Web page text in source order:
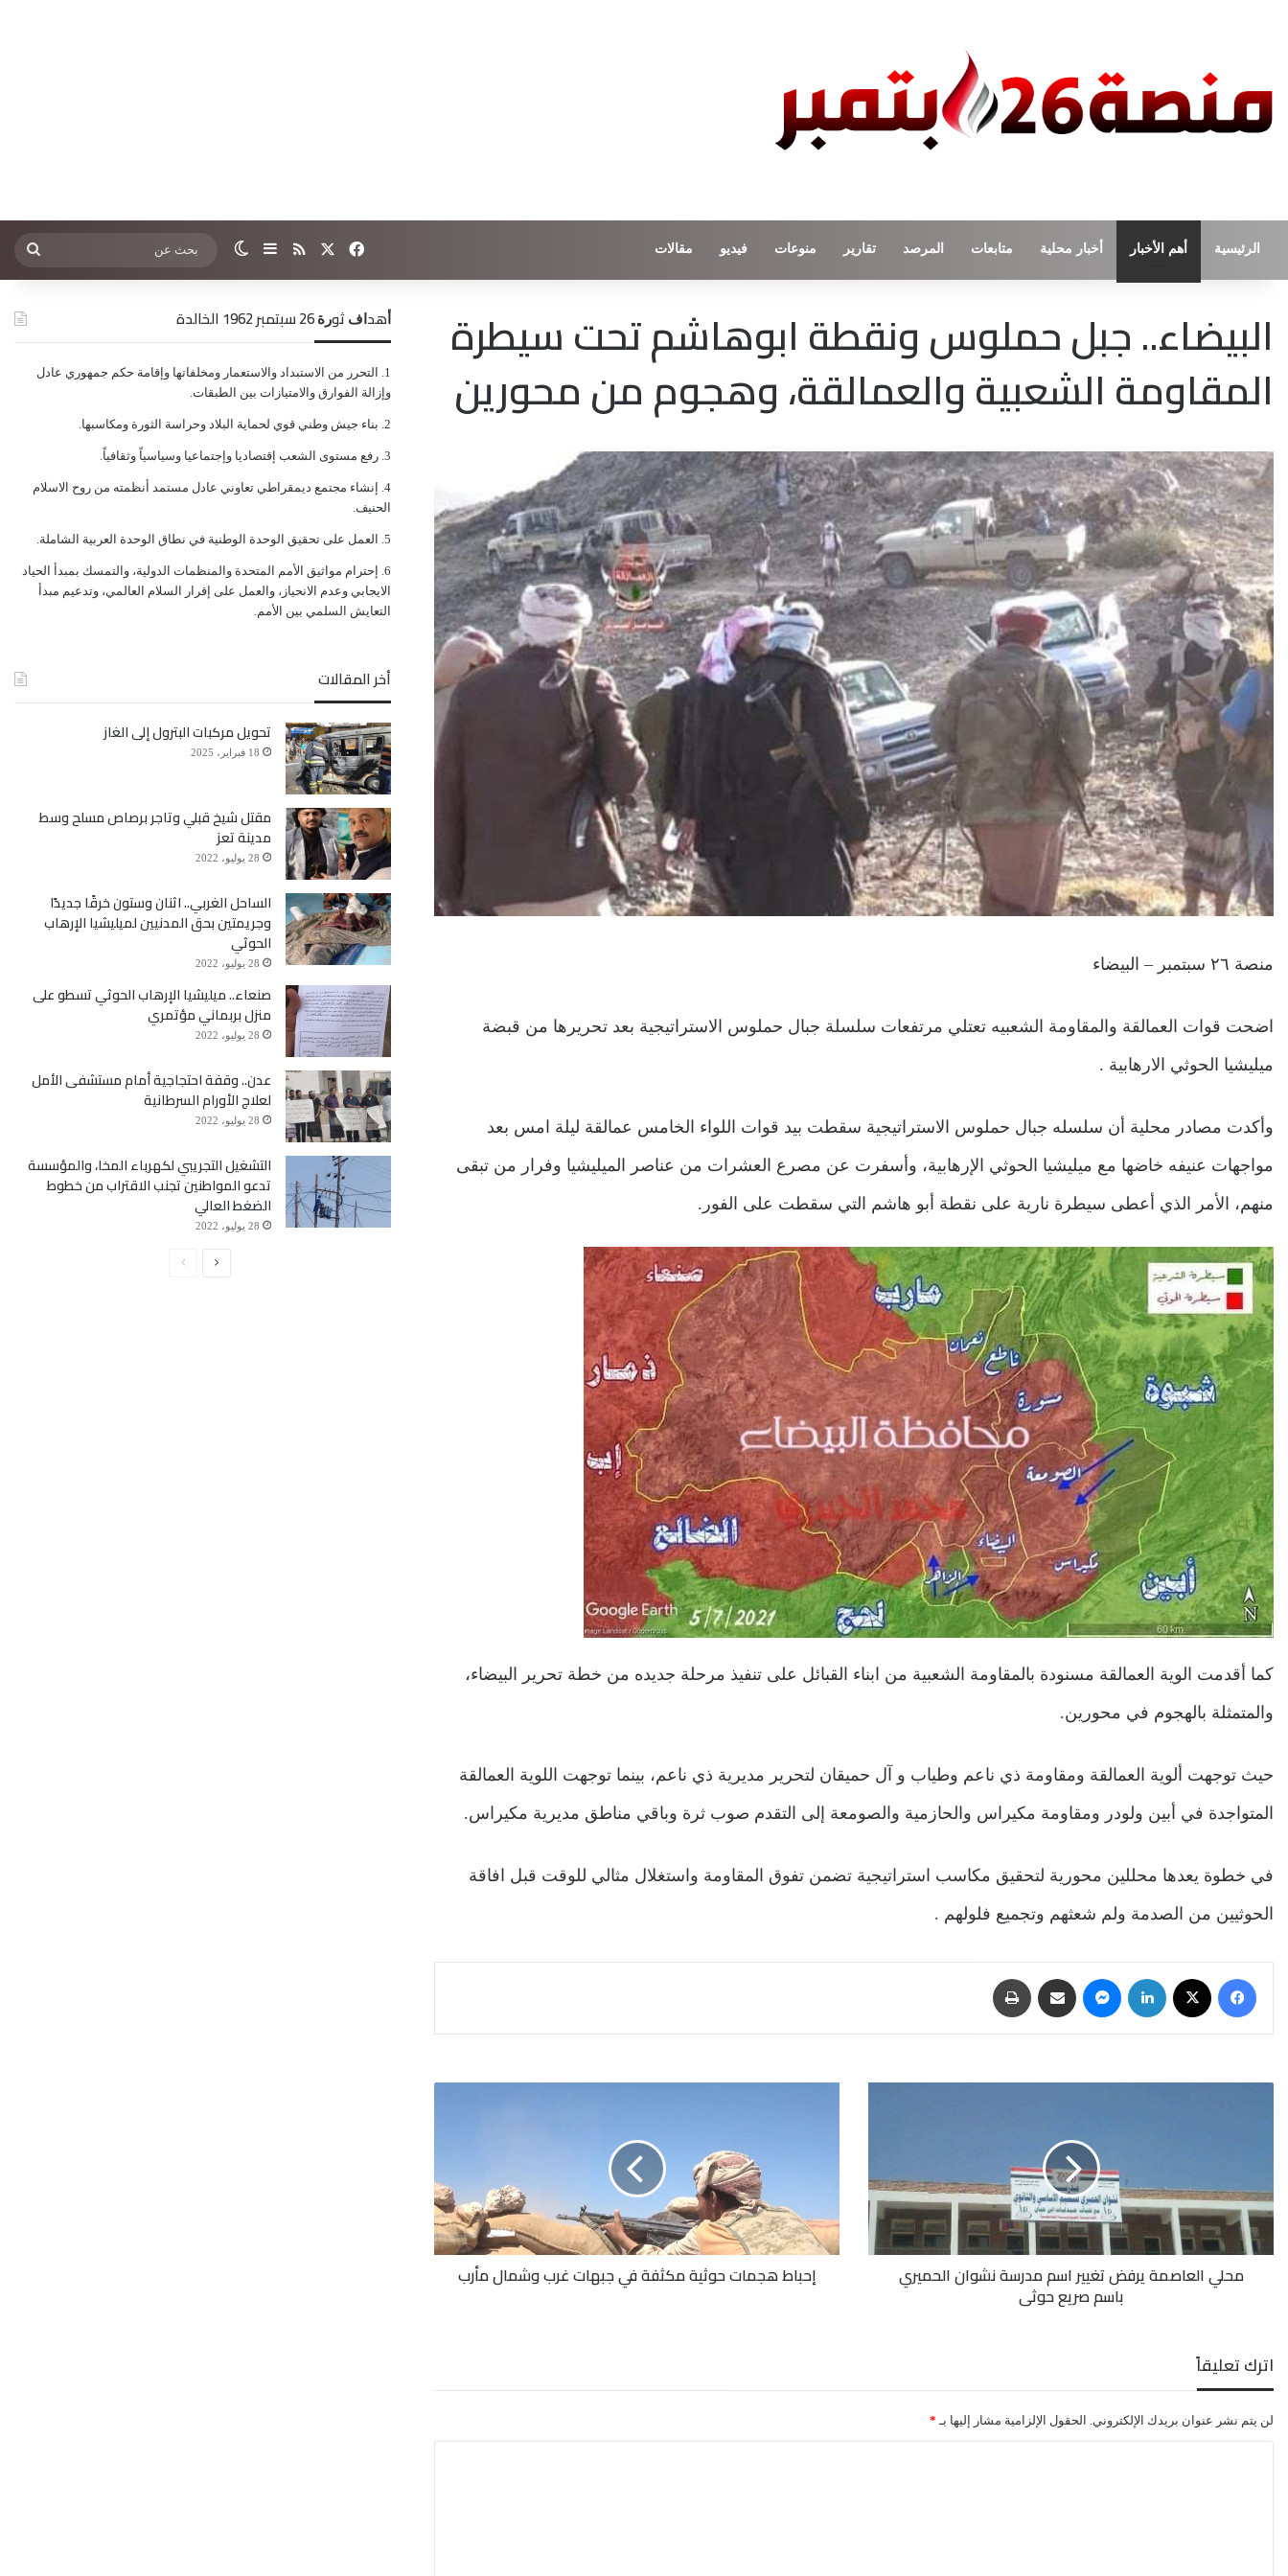
الرئيسية أهم الأخبار أخبار محلية متابعات المرصد تقارير منوعات فيديو مقالات فيسبوك ملخص الموقع RSS
إضافة عمود جانبي
الوضع المظلم بحث
عن
البيضاء.. جبل حملوس ونقطة ابوهاشم تحت سيطرة
المقاومة الشعبية والعمالقة، وهجوم من محورين
منصة ٢٦ سبتمبر – البيضاء
اضحت قوات العمالقة والمقاومة الشعبيه تعتلي مرتفعات سلسلة جبال حملوس الاستراتيجية بعد تحريرها من قبضة
ميليشيا الحوثي الارهابية .
وأكدت مصادر محلية أن سلسله جبال حملوس الاستراتيجية سقطت بيد قوات اللواء الخامس عمالقة ليلة امس بعد
مواجهات عنيفه خاضها مع ميليشيا الحوثي الإرهابية، وأسفرت عن مصرع العشرات من عناصر الميليشيا وفرار من تبقى
منهم، الأمر الذي أعطى سيطرة نارية على نقطة أبو هاشم التي سقطت على الفور.
كما أقدمت الوية العمالقة مسنودة بالمقاومة الشعبية من ابناء القبائل على تنفيذ مرحلة جديده من خطة تحرير البيضاء،
والمتمثلة بالهجوم في محورين.
حيث توجهت ألوية العمالقة ومقاومة ذي ناعم وطياب و آل حميقان لتحرير مديرية ذي ناعم، بينما توجهت اللوية العمالقة
المتواجدة في أبين ولودر ومقاومة مكيراس والحازمية والصومعة إلى التقدم صوب ثرة وباقي مناطق مديرية مكيراس.
في خطوة يعدها محللين محورية لتحقيق مكاسب استراتيجية تضمن تفوق المقاومة واستغلال مثالي للوقت قبل افاقة
الحوثيين من الصدمة ولم شعثهم وتجميع فلولهم .
فيسبوك لينكدإن ماسنجر مشاركة عبر البريد
مدرسة
نشوان
الحميري
باسم
محلي العاصمة يرفض تغيير اسم مدرسة نشوان الحميري
باسم صريع حوثي
وشمال
مأرب
إحباط هجمات حوثية مكثفة في جبهات غرب وشمال مأرب
اترك تعليقاً
لن يتم نشر عنوان بريدك الإلكتروني. الحقول الإلزامية مشار إليها بـ *
ﺃﻫﺪﺍﻑ ﺛﻮﺭﺓ 26 ﺳﺒﺘﻤﺒﺮ 1962 الخالدة
ﺍﻟﺘﺤﺮﺭ ﻣﻦ ﺍﻻﺳﺘﺒﺪﺍﺩ ﻭﺍﻻﺳﺘﻌﻤﺎﺭ ﻭﻣﺨﻠﻔﺎﺗﻬﺎ ﻭﺇﻗﺎﻣﺔ ﺣﻜﻢ ﺟﻤﻬﻮﺭﻱ ﻋﺎﺩﻝ
ﻭﺇﺯﺍﻟﺔ ﺍﻟﻔﻮﺍﺭﻕ ﻭﺍﻻﻣﺘﻴﺎﺯﺍﺕ ﺑﻴﻦ ﺍﻟﻄﺒﻘﺎﺕ.
ﺑﻨﺎﺀ ﺟﻴﺶ ﻭﻃﻨﻲ ﻗﻮﻱ ﻟﺤﻤﺎﻳﺔ ﺍﻟﺒﻼﺩ ﻭﺣﺮﺍﺳﺔ ﺍﻟﺜﻮﺭﺓ ﻭﻣﻜﺎﺳﺒﻬﺎ.
ﺭﻓﻊ ﻣﺴﺘﻮﻯ ﺍﻟﺸﻌﺐ ﺇﻗﺘﺼﺎﺩﻳﺎ ﻭﺇﺟﺘﻤﺎﻋﻴﺎ ﻭﺳﻴﺎﺳﻴﺎً ﻭﺛﻘﺎﻓﻴﺎً.
ﺇﻧﺸﺎﺀ ﻣﺠﺘﻤﻊ ﺩﻳﻤﻘﺮﺍﻃﻲ ﺗﻌﺎﻭﻧﻲ ﻋﺎﺩﻝ ﻣﺴﺘﻤﺪ ﺃﻧﻈﻤﺘﻪ ﻣﻦ ﺭﻭﺡ ﺍﻻﺳﻼﻡ
ﺍﻟﺤﻨﻴﻒ.
ﺍﻟﻌﻤﻞ ﻋﻠﻰ ﺗﺤﻘﻴﻖ ﺍﻟﻮﺣﺪﺓ ﺍﻟﻮﻃﻨﻴﺔ ﻓﻲ ﻧﻄﺎﻕ ﺍﻟﻮﺣﺪﺓ ﺍﻟﻌﺮﺑﻴﺔ ﺍﻟﺸﺎﻣﻠﺔ.
ﺇﺣﺘﺮﺍﻡ ﻣﻮﺍﺛﻴﻖ الأﻣﻢ ﺍﻟﻤﺘﺤﺪﺓ ﻭﺍﻟﻤﻨﻈﻤﺎﺕ ﺍﻟﺪﻭﻟﻴﺔ، ﻭﺍﻟﺘﻤﺴﻚ ﺑﻤﺒﺪﺃ ﺍﻟﺤﻴﺎﺩ
ﺍﻻﻳﺠﺎﺑﻲ ﻭﻋﺪﻡ ﺍﻻﻧﺤﻴﺎﺯ، ﻭﺍﻟﻌﻤﻞ ﻋﻠﻰ ﺇﻗﺮﺍﺭ ﺍﻟﺴﻼﻡ ﺍﻟﻌﺎﻟﻤﻲ، ﻭﺗﺪﻋﻴﻢ ﻣﺒﺪﺃ
ﺍﻟﺘﻌﺎﻳﺶ ﺍﻟﺴﻠﻤﻲ ﺑﻴﻦ ﺍﻷﻣﻢ.
أخر المقالات
تحويل مركبات البترول إلى الغاز
18 فبراير، 2025
مقتل شيخ قبلي وتاجر برصاص مسلح وسط
مدينة تعز
28 يوليو، 2022
الساحل الغربي.. اثنان وستون خرقًا جديدًا
وجريمتين بحق المدنيين لميليشيا الإرهاب
الحوثي
28 يوليو، 2022
صنعاء.. ميليشيا الإرهاب الحوثي تسطو على
منزل بربماني مؤتمري
28 يوليو، 2022
عدن.. وقفة احتجاجية أمام مستشفى الأمل
لعلاج الأورام السرطانية
28 يوليو، 2022
التشغيل التجريبي لكهرباء المخا، والمؤسسة
تدعو المواطنين تجنب الاقتراب من خطوط
الضغط العالي
28 يوليو، 2022
الصفحة
الصفحة